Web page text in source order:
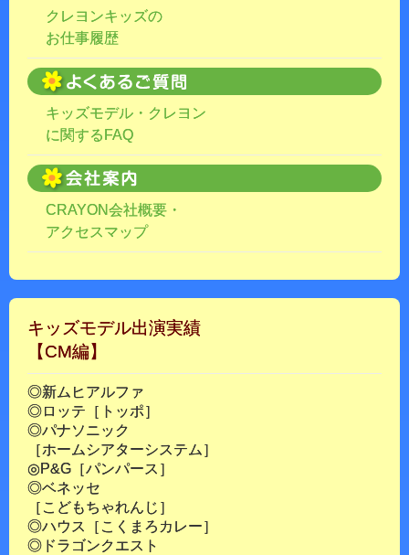
クレヨンキッズの
お仕事履歴
キッズモデル・クレヨン
に関するFAQ
CRAYON会社概要・
アクセスマップ
キッズモデル出演実績
【CM編】
◎新ムヒアルファ
◎ロッテ［トッポ］
◎パナソニック
［ホームシアターシステム］
◎P&G［パンパース］
◎ベネッセ
［こどもちゃれんじ］
◎ハウス［こくまろカレー］
◎ドラゴンクエスト